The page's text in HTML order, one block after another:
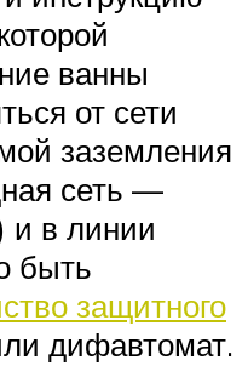
ванны
от сети
заземления
сеть —
и в линии
быть
защитного
дифавтомат.